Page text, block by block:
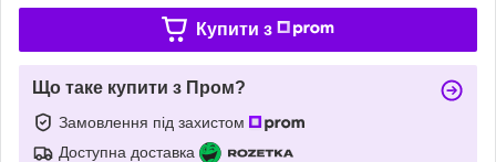
Купити з
Що таке купити з Пром?
Замовлення під захистом
Доступна доставка